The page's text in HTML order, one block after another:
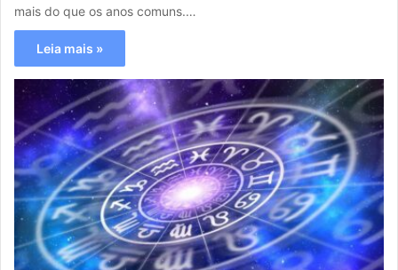
mais do que os anos comuns.…
Leia mais »